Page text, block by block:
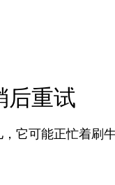
后重试
它可能正忙着刷